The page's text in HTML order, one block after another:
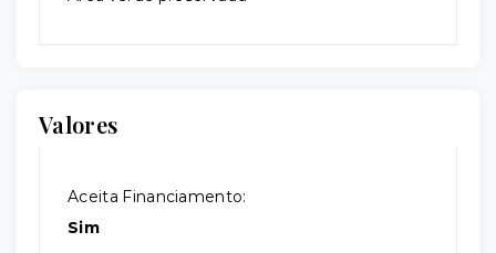
Valores
Aceita Financiamento:
Sim